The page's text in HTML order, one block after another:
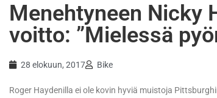
Menehtyneen Nicky
voitto: ”Mielessä
28 elokuun, 2017 Bike
Roger Haydenilla ei ole kovin hyviä muistoja